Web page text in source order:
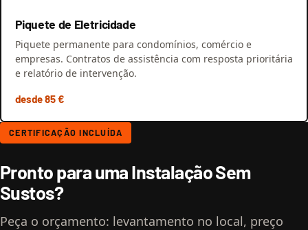
Piquete de Eletricidade
Piquete permanente para condomínios, comércio e
empresas. Contratos de assistência com resposta prioritária
e relatório de intervenção.
desde 85 €
CERTIFICAÇÃO INCLUÍDA
Pronto para uma Instalação Sem
Sustos?
Peça o orçamento: levantamento no local, preço